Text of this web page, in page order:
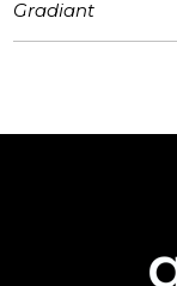
Gradiant